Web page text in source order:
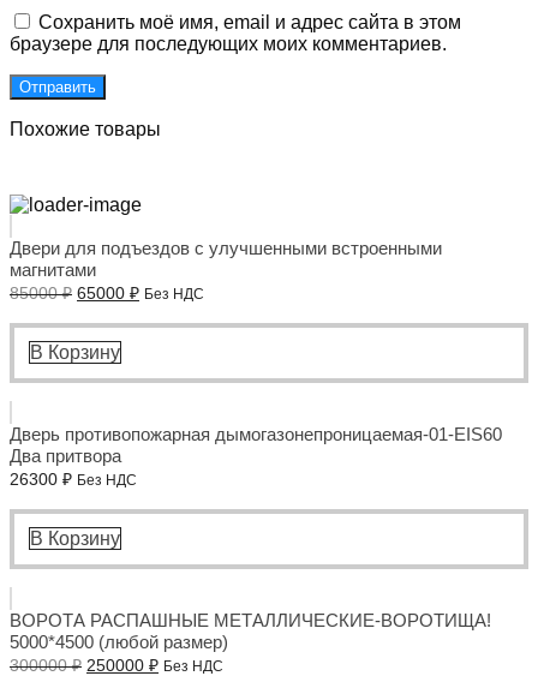
Сохранить моё имя, email и адрес сайта в этом
браузере для последующих моих комментариев.
Похожие товары
Двери для подъездов с улучшенными встроенными
магнитами
85000₽ Первоначальная
составляла
85000 ₽.
65000 ₽Текущая
65000 ₽.
Без НДС
В Корзину
Дверь противопожарная дымогазонепроницаемая-01-EIS60
Два притвора
26300 ₽ Без НДС
В Корзину
ВОРОТА РАСПАШНЫЕ МЕТАЛЛИЧЕСКИЕ-ВОРОТИЩА!
5000*4500 (любой размер)
300000₽ Первоначальная
250000 ₽Текущая
Без НДС